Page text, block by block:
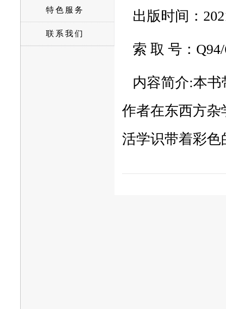
特色服务
联系我们
出版时间：
索 取 号：
内容简介:本书
作者在东西方
活学识带着彩